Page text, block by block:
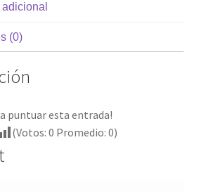
(0)
puntuar esta entrada!
(Votos: 0 Promedio: 0)